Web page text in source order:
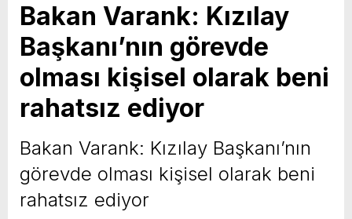
Bakan Varank: Kızılay
Başkanı’nın görevde
olması kişisel olarak beni
rahatsız ediyor
Bakan Varank: Kızılay Başkanı’nın
görevde olması kişisel olarak beni
rahatsız ediyor